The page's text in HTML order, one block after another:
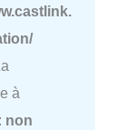
à
non